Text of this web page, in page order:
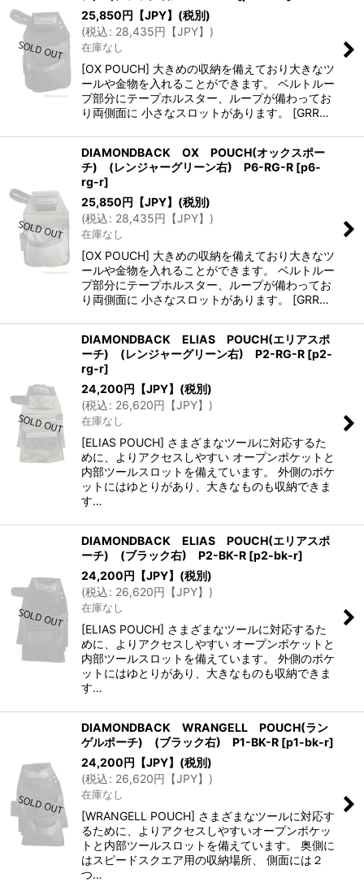
25,850円【JPY】 (税別)
(税込: 28,435円【JPY】 )
在庫なし
[OX POUCH] 大きめの収納を備えており大きなツ
ールや金物を入れることができます。 ベルトルー
プ部分にテープホルスター、ループが備わってお
り両側面に 小さなスロットがあります。 [GRR…
DIAMONDBACK OX POUCH(オックスポー
チ) (レンジャーグリーン右) P6-RG-R [p6-
rg-r]
25,850円【JPY】 (税別)
(税込: 28,435円【JPY】 )
在庫なし
[OX POUCH] 大きめの収納を備えており大きなツ
ールや金物を入れることができます。 ベルトルー
プ部分にテープホルスター、ループが備わってお
り両側面に 小さなスロットがあります。 [GRR…
DIAMONDBACK ELIAS POUCH(エリアスポ
ーチ) (レンジャーグリーン右) P2-RG-R [p2-
rg-r]
24,200円【JPY】 (税別)
(税込: 26,620円【JPY】 )
在庫なし
[ELIAS POUCH] さまざまなツールに対応するた
めに、よりアクセスしやすい オープンポケットと
内部ツールスロットを備えています。 外側のポケ
ットにはゆとりがあり、大きなものも収納できま
す…
DIAMONDBACK ELIAS POUCH(エリアスポ
ーチ) (ブラック右) P2-BK-R [p2-bk-r]
24,200円【JPY】 (税別)
(税込: 26,620円【JPY】 )
在庫なし
[ELIAS POUCH] さまざまなツールに対応するた
めに、よりアクセスしやすい オープンポケットと
内部ツールスロットを備えています。 外側のポケ
ットにはゆとりがあり、大きなものも収納できま
す…
DIAMONDBACK WRANGELL POUCH(ラン
ゲルポーチ) (ブラック右) P1-BK-R [p1-bk-r]
24,200円【JPY】 (税別)
(税込: 26,620円【JPY】 )
在庫なし
[WRANGELL POUCH] さまざまなツールに対応す
るために、よりアクセスしやすいオープンポケッ
トと内部ツールスロットを備えています。 奥側に
はスピードスクエア用の収納場所、 側面には２
つ…